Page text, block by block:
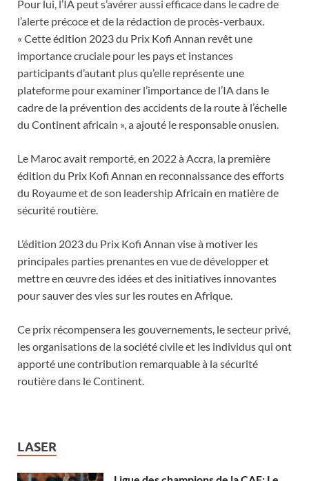
Pour lui, l’IA peut s’avérer aussi efficace dans le cadre de
l’alerte précoce et de la rédaction de procès-verbaux.
« Cette édition 2023 du Prix Kofi Annan revêt une
importance cruciale pour les pays et instances
participants d’autant plus qu’elle représente une
plateforme pour examiner l’importance de l’IA dans le
cadre de la prévention des accidents de la route à l’échelle
du Continent africain », a ajouté le responsable onusien.
Le Maroc avait remporté, en 2022 à Accra, la première
édition du Prix Kofi Annan en reconnaissance des efforts
du Royaume et de son leadership Africain en matière de
sécurité routière.
L’édition 2023 du Prix Kofi Annan vise à motiver les
principales parties prenantes en vue de développer et
mettre en œuvre des idées et des initiatives innovantes
pour sauver des vies sur les routes en Afrique.
Ce prix récompensera les gouvernements, le secteur privé,
les organisations de la société civile et les individus qui ont
apporté une contribution remarquable à la sécurité
routière dans le Continent.
LASER